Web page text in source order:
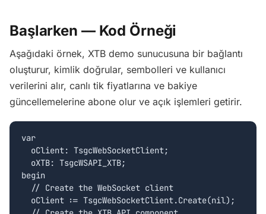
Başlarken — Kod Örneği
Aşağıdaki örnek, XTB demo sunucusuna bir bağlantı
oluşturur, kimlik doğrular, sembolleri ve kullanıcı
verilerini alır, canlı tik fiyatlarına ve bakiye
güncellemelerine abone olur ve açık işlemleri getirir.
var
  oClient: TsgcWebSocketClient;
  oXTB: TsgcWSAPI_XTB;
begin
  // Create the WebSocket client
  oClient := TsgcWebSocketClient.Create(nil);